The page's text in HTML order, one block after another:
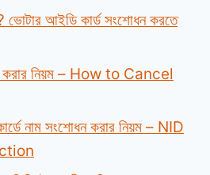
আইডি কার্ড সংশোধন করতে
করার নিয়ম – How to Cancel
নাম সংশোধন করার নিয়ম – NID